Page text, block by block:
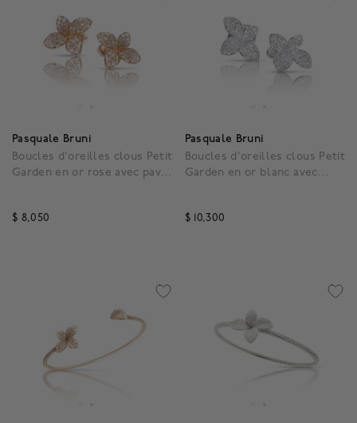
Pasquale Bruni
Boucles d'oreilles clous Petit
Garden en or rose avec pavé
$ 8,050
Pasquale Bruni
Boucles d'oreilles clous Petit
Garden en or blanc avec
$ 10,300